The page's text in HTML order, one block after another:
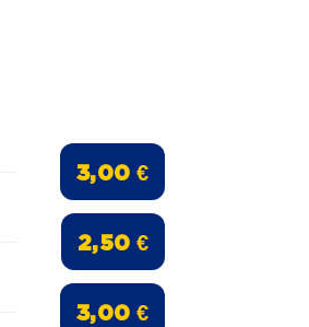
3,00 €
2,50 €
3,00 €